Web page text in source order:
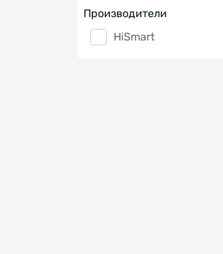
Производители
HiSmart